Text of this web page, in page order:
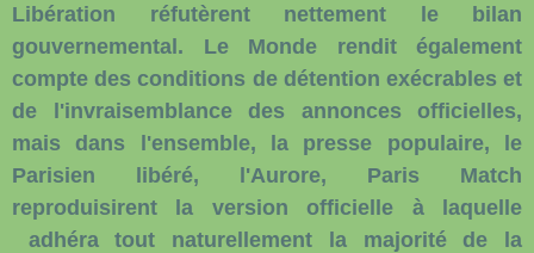
Libération réfutèrent nettement le bilan
gouvernemental. Le Monde rendit également
compte des conditions de détention exécrables et
de l'invraisemblance des annonces officielles,
mais dans l'ensemble, la presse populaire, le
Parisien libéré, l'Aurore, Paris Match
reproduisirent la version officielle à laquelle
adhéra tout naturellement la majorité de la